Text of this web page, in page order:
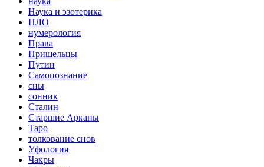
Наука и эзотерика
НЛО
нумерология
Права
Пришельцы
Путин
Самопознание
сны
сонник
Сталин
Старшие Арканы
Таро
толкование снов
Уфология
Чакры